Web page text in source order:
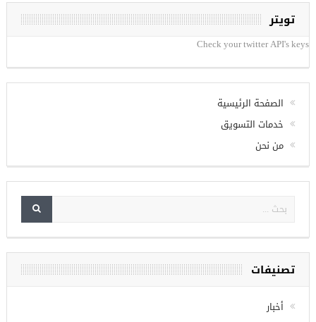
تويتر
Check your twitter API's keys
الصفحة الرئيسية
خدمات التسويق
من نحن
تصنيفات
أخبار